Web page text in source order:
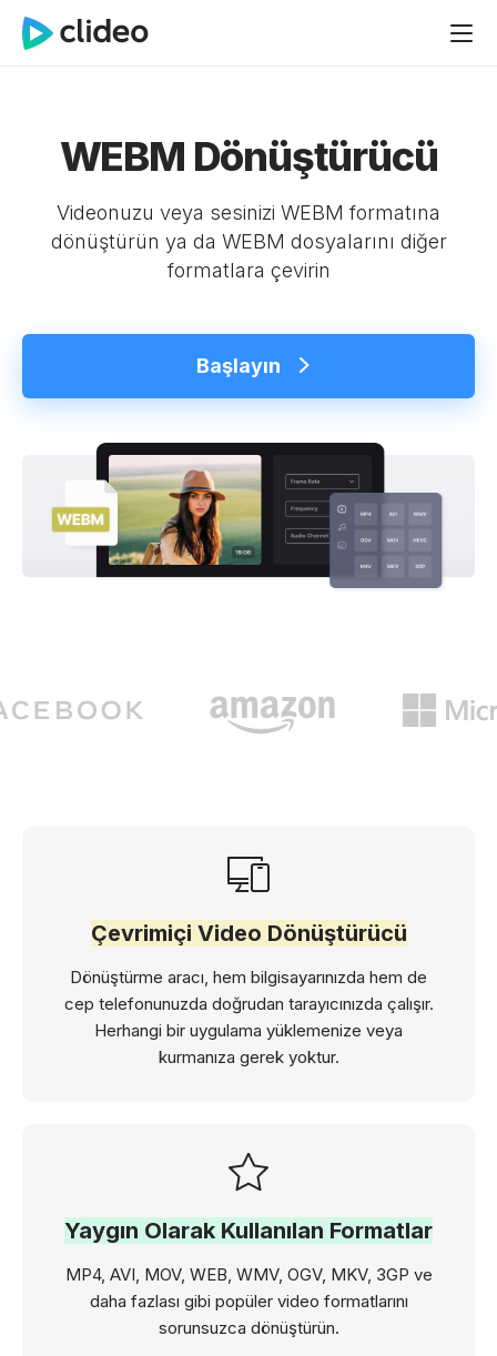
WEBM Dönüştürücü
Videonuzu veya sesinizi WEBM formatına
dönüştürün ya da WEBM dosyalarını diğer
formatlara çevirin
Başlayın
Çevrimiçi Video Dönüştürücü
Dönüştürme aracı, hem bilgisayarınızda hem de
cep telefonunuzda doğrudan tarayıcınızda çalışır.
Herhangi bir uygulama yüklemenize veya
kurmanıza gerek yoktur.
Yaygın Olarak Kullanılan Formatlar
MP4, AVI, MOV, WEB, WMV, OGV, MKV, 3GP ve
daha fazlası gibi popüler video formatlarını
sorunsuzca dönüştürün.